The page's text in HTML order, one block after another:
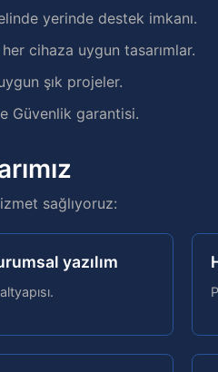
yerinde destek imkanı.
cihaza uygun tasarımlar.
şık projeler.
Güvenlik garantisi.
sağlıyoruz:
yazılım